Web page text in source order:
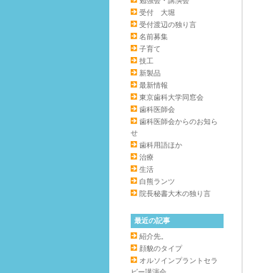
受付 大堀
受付渡辺の独り言
名前募集
子育て
技工
新製品
最新情報
東京歯科大学同窓会
歯科医師会
歯科医師会からのお知ら
せ
歯科用語ほか
治療
生活
白熊ランツ
院長秘書大木の独り言
最近の記事
紹介先。
顔貌のタイプ
オルソインプラントセラ